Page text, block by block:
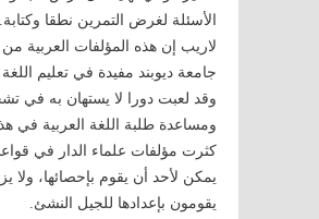
الأسئلة لغرض التمرين نطقا وكتابة.
لاريب إن هذه المؤلفات العربية
جامعة ديوبند مفيدة في تعليم اللغة
وقد لعبت دورا لا يستهان به في
ومساعدة طلبة اللغة العربية في
كثرت مؤلفات علماء الدار في
يمكن لأحد أن يقوم بإحصائها، ولا
يقومون بإعدادها للجيل النشئ.